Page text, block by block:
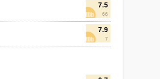
7.5
66
7.9
7